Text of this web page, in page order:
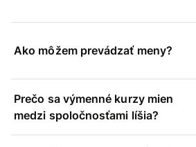
Ako môžem prevádzať meny?
Prečo sa výmenné kurzy mien
medzi spoločnosťami líšia?